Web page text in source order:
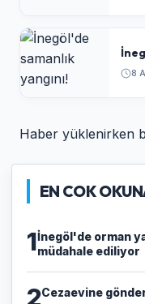
8
Haber yüklenirken
EN COK
1İnegöl'de orman
müdahale ediliyor
2Cezaevine